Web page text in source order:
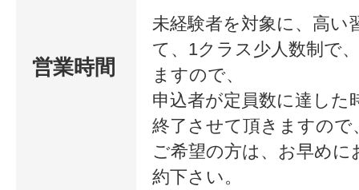
理想の未来について教えてくださ
本校は、あなたをプロのバーテン
専門スクールです。
まずはお試しで始めたい方には、2
テル入門コースをご用意。
営業時間
未経験者を対象に、高い
て、1クラス少人数制で
ますので、
申込者が定員数に達した
終了させて頂きますので
ご希望の方は、お早めに
約下さい。